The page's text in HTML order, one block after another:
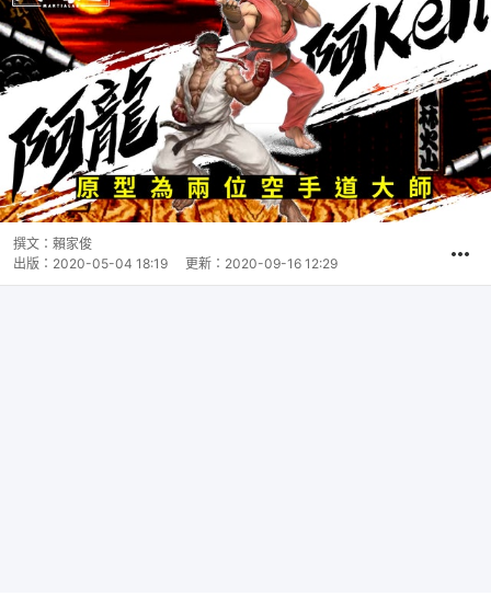
撰文： 賴家俊
出版： 2020-05-04 18:19 更新： 2020-09-16 12:29